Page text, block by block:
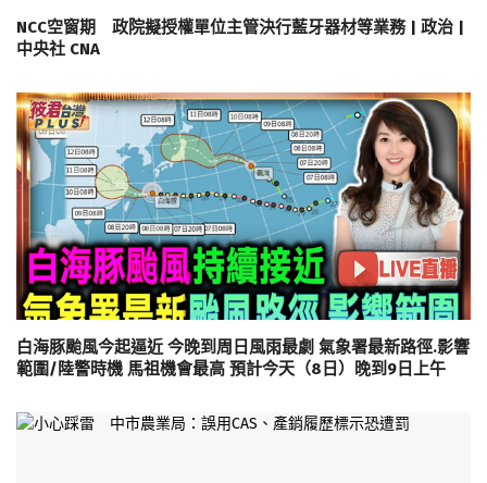
NCC空窗期 政院擬授權單位主管決行藍牙器材等業務 | 政治 |
中央社 CNA
白海豚颱風今起逼近 今晚到周日風雨最劇 氣象署最新路徑.影響
範圍/陸警時機 馬祖機會最高 預計今天（8日）晚到9日上午